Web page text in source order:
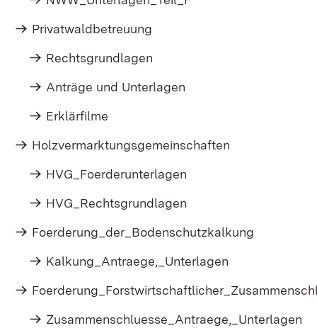
Privatwaldbetreuung
Rechtsgrundlagen
Anträge und Unterlagen
Erklärfilme
Holzvermarktungsgemeinschaften
HVG_Foerderunterlagen
HVG_Rechtsgrundlagen
Foerderung_der_Bodenschutzkalkung
Kalkung_Antraege,_Unterlagen
Zusammenschluesse_Antraege,_Unterlagen